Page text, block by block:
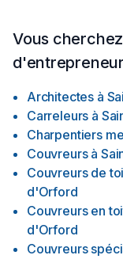
Vous
Architectes à
Carreleurs à
Charpentiers
Couvreurs à
Couvreurs de
d'Orford
Couvreurs en
d'Orford
Couvreurs